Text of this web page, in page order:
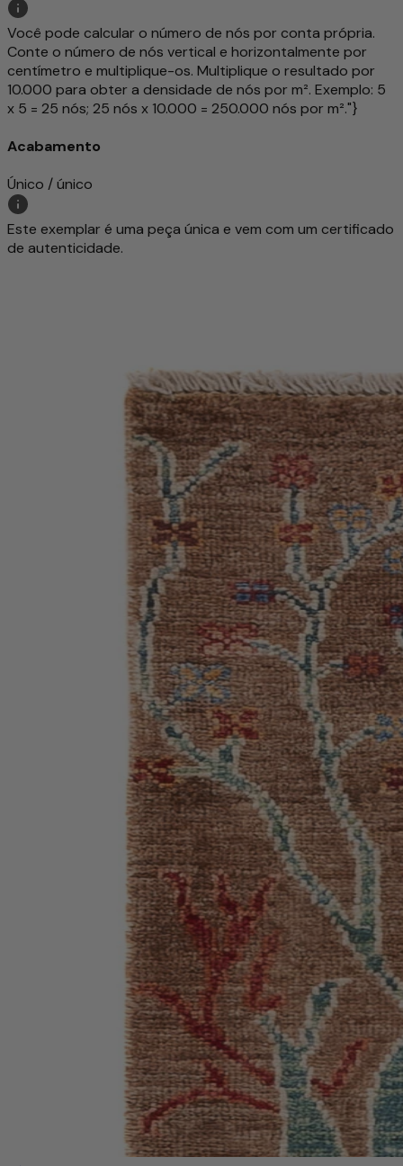
Você pode calcular o número de nós por conta própria.
Conte o número de nós vertical e horizontalmente por
centímetro e multiplique-os. Multiplique o resultado por
10.000 para obter a densidade de nós por m². Exemplo: 5
x 5 = 25 nós; 25 nós x 10.000 = 250.000 nós por m²."}
Acabamento
Único / único
Este exemplar é uma peça única e vem com um certificado
de autenticidade.